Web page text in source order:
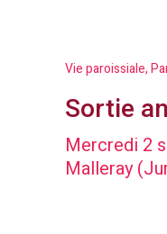
Vie paroissiale,
Sortie
Mercredi 2
Malleray